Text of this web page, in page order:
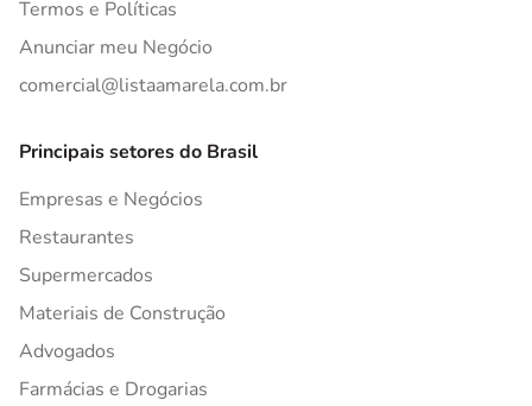
Termos e Políticas
Anunciar meu Negócio
comercial@listaamarela.com.br
Principais setores do Brasil
Empresas e Negócios
Restaurantes
Supermercados
Materiais de Construção
Advogados
Farmácias e Drogarias